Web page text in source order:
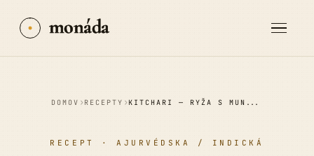
monáda
DOMOV › RECEPTY › KITCHARI — RYŽA S MUNGO FAZUĽOU A ZELENINOU
RECEPT · AJURVÉDSKA / INDICKÁ